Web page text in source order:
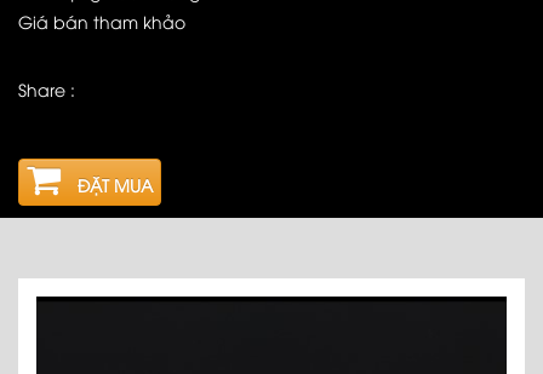
Giá bán tham khảo
Share :
ĐẶT MUA